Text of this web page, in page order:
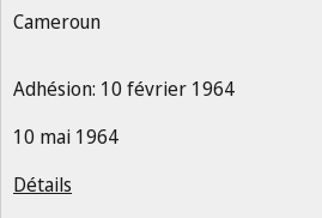
Cameroun
Adhésion: 10 février 1964
10 mai 1964
Détails